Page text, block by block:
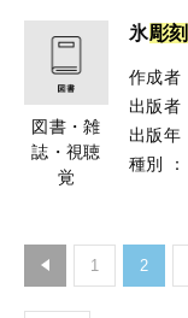
図書・雑
誌・視聴
覚
氷彫刻
作成者
出版者
出版年
種別
：
1 2